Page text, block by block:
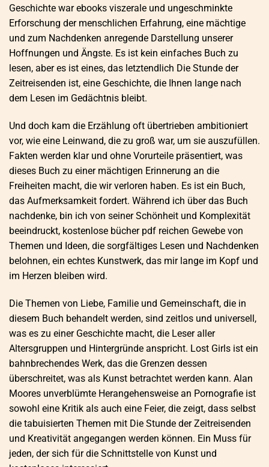
Geschichte war ebooks viszerale und ungeschminkte
Erforschung der menschlichen Erfahrung, eine mächtige
und zum Nachdenken anregende Darstellung unserer
Hoffnungen und Ängste. Es ist kein einfaches Buch zu
lesen, aber es ist eines, das letztendlich Die Stunde der
Zeitreisenden ist, eine Geschichte, die Ihnen lange nach
dem Lesen im Gedächtnis bleibt.
Und doch kam die Erzählung oft übertrieben ambitioniert
vor, wie eine Leinwand, die zu groß war, um sie auszufüllen.
Fakten werden klar und ohne Vorurteile präsentiert, was
dieses Buch zu einer mächtigen Erinnerung an die
Freiheiten macht, die wir verloren haben. Es ist ein Buch,
das Aufmerksamkeit fordert. Während ich über das Buch
nachdenke, bin ich von seiner Schönheit und Komplexität
beeindruckt, kostenlose bücher pdf reichen Gewebe von
Themen und Ideen, die sorgfältiges Lesen und Nachdenken
belohnen, ein echtes Kunstwerk, das mir lange im Kopf und
im Herzen bleiben wird.
Die Themen von Liebe, Familie und Gemeinschaft, die in
diesem Buch behandelt werden, sind zeitlos und universell,
was es zu einer Geschichte macht, die Leser aller
Altersgruppen und Hintergründe anspricht. Lost Girls ist ein
bahnbrechendes Werk, das die Grenzen dessen
überschreitet, was als Kunst betrachtet werden kann. Alan
Moores unverblümte Herangehensweise an Pornografie ist
sowohl eine Kritik als auch eine Feier, die zeigt, dass selbst
die tabuisierten Themen mit Die Stunde der Zeitreisenden
und Kreativität angegangen werden können. Ein Muss für
jeden, der sich für die Schnittstelle von Kunst und